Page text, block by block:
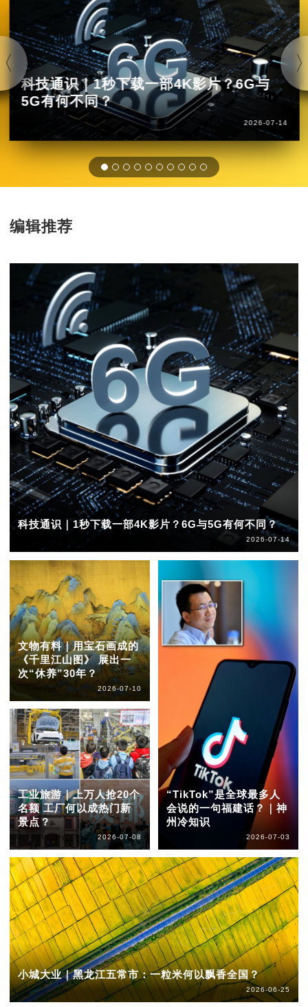
科技通识｜1秒下载一部4K影片？6G与
5G有何不同？
2026-07-14
编辑推荐
科技通识｜1秒下载一部4K影片？6G与5G有何不同？
2026-07-14
文物有料｜用宝石画成的
《千里江山图》 展出一
次“休养”30年？
2026-07-10
工业旅游｜上万人抢20个
名额 工厂何以成热门新
景点？
2026-07-08
“TikTok”是全球最多人
会说的一句福建话？｜神
州冷知识
2026-07-03
小城大业｜黑龙江五常市：一粒米何以飘香全国？
2026-06-25